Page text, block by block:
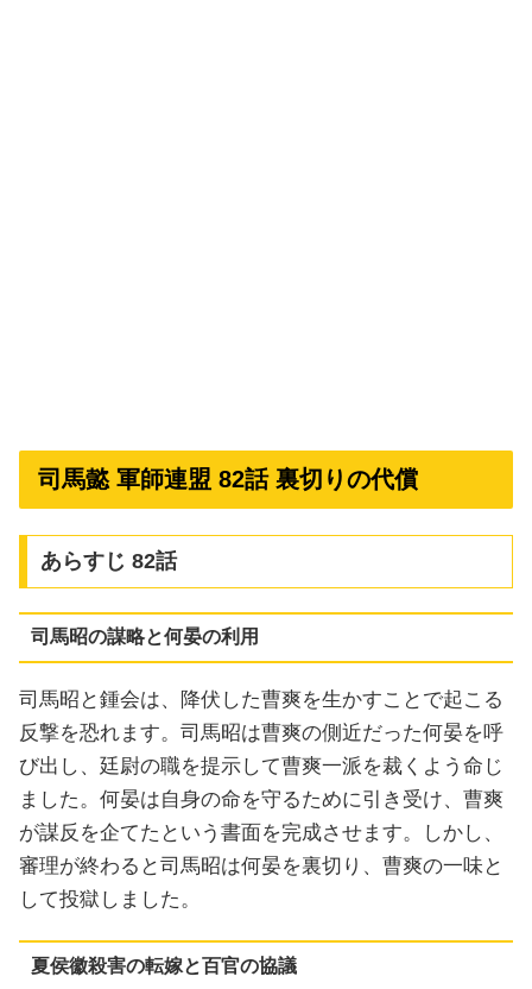
司馬懿 軍師連盟 82話 裏切りの代償
あらすじ 82話
司馬昭の謀略と何晏の利用
司馬昭と鍾会は、降伏した曹爽を生かすことで起こる
反撃を恐れます。司馬昭は曹爽の側近だった何晏を呼
び出し、廷尉の職を提示して曹爽一派を裁くよう命じ
ました。何晏は自身の命を守るために引き受け、曹爽
が謀反を企てたという書面を完成させます。しかし、
審理が終わると司馬昭は何晏を裏切り、曹爽の一味と
して投獄しました。
夏侯徽殺害の転嫁と百官の協議